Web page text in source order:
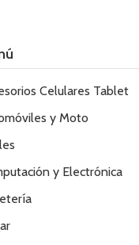
Celulares Tablet
y Moto
y Electrónica